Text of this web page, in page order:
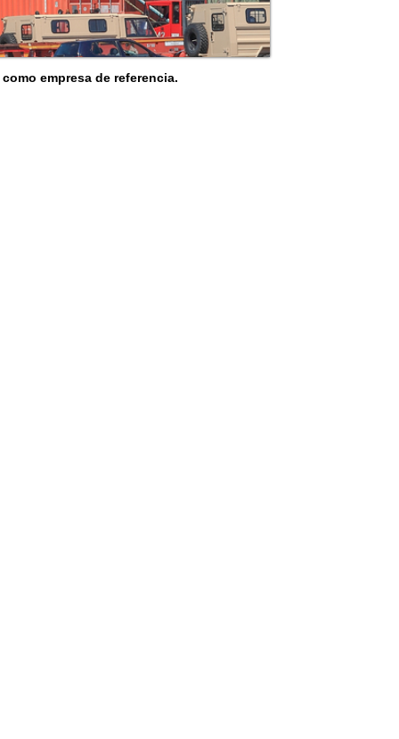
empresa de referencia.